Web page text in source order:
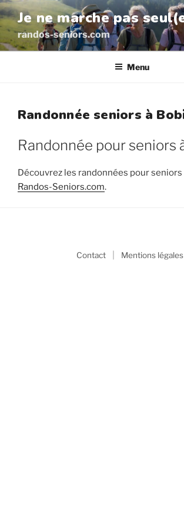
Aller
au
contenu
principal
Je ne marche pas
randos-seniors.com
Menu
Randonnée seniors à
Randonnée pour seniors
Découvrez les randonnées pour seniors
Randos-Seniors.com.
Contact Mentions légales